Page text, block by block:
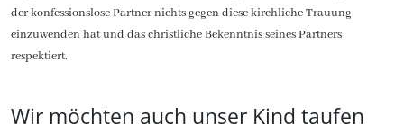
der konfessionslose Partner nichts gegen diese kirchliche Trauung
einzuwenden hat und das christliche Bekenntnis seines Partners
respektiert.
Wir möchten auch unser Kind taufen